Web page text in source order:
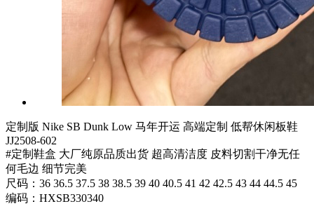
定制版 Nike SB Dunk Low 马年开运 高端定制 低帮休闲板鞋
JJ2508-602
#定制鞋盒 大厂纯原品质出货 超高清洁度 皮料切割干净无任
何毛边 细节完美
尺码：36 36.5 37.5 38 38.5 39 40 40.5 41 42 42.5 43 44 44.5 45
编码：HXSB330340